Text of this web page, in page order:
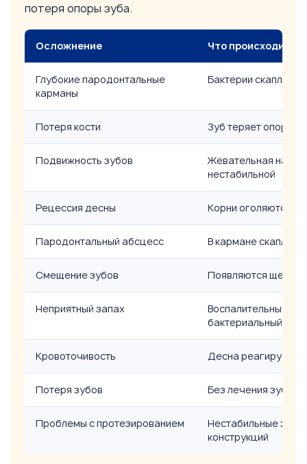
потеря опоры зуба.
Осложнение Что происходит
Глубокие пародонтальные
карманы
Бактерии
Потеря кости Зуб теряет опору в
Подвижность зубов
Жевательная
нестабильной
Рецессия десны Корни оголяются и
Пародонтальный абсцесс В кармане
Смещение зубов Появляются щели и
Неприятный запах
Воспалительные
бактериальный
Кровоточивость Десна реагирует
Потеря зубов Без лечения зубы
Проблемы с протезированием
Нестабильные
конструкций